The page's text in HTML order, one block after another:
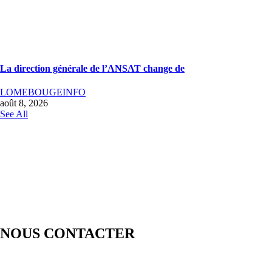
La direction générale de l’ANSAT change de
LOMEBOUGEINFO
août 8, 2026
See All
NOUS CONTACTER